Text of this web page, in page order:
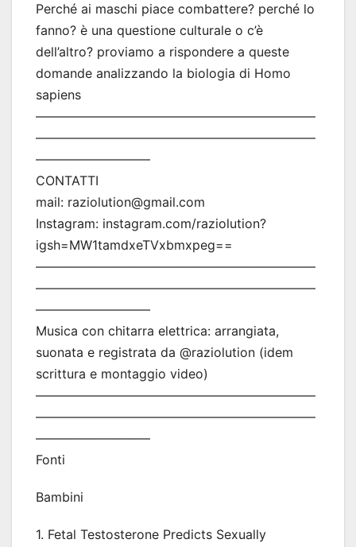
Perché ai maschi piace combattere? perché lo
fanno? è una questione culturale o c’è
dell’altro? proviamo a rispondere a queste
domande analizzando la biologia di Homo
sapiens
——————————————————————
——————————————————————
—————————
CONTATTI
mail: raziolution@gmail.com
Instagram: instagram.com/raziolution?
igsh=MW1tamdxeTVxbmxpeg==
——————————————————————
——————————————————————
—————————
Musica con chitarra elettrica: arrangiata,
suonata e registrata da @raziolution (idem
scrittura e montaggio video)
——————————————————————
——————————————————————
—————————
Fonti
Bambini
1. Fetal Testosterone Predicts Sexually